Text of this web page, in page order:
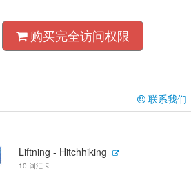
购买完全访问权限
联系我们
Liftning - Hitchhiking
10 词汇卡